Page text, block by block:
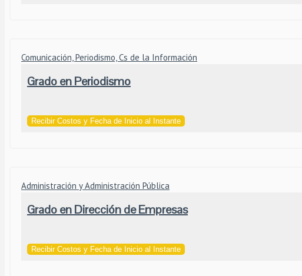
Comunicación, Periodismo, Cs de la Información
Grado en Periodismo
Recibir Costos y Fecha de Inicio al Instante
Administración y Administración Pública
Grado en Dirección de Empresas
Recibir Costos y Fecha de Inicio al Instante